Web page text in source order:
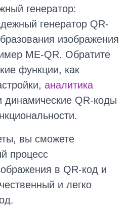
генератор:
генератор QR-
изображения
ME-QR. Обратите
функции, как
аналитика
динамические QR-коды
вы сможете
процесс
в QR-код и
и легко